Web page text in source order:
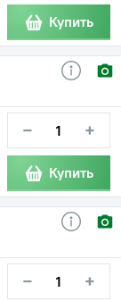
Купить
− +
Купить
− +